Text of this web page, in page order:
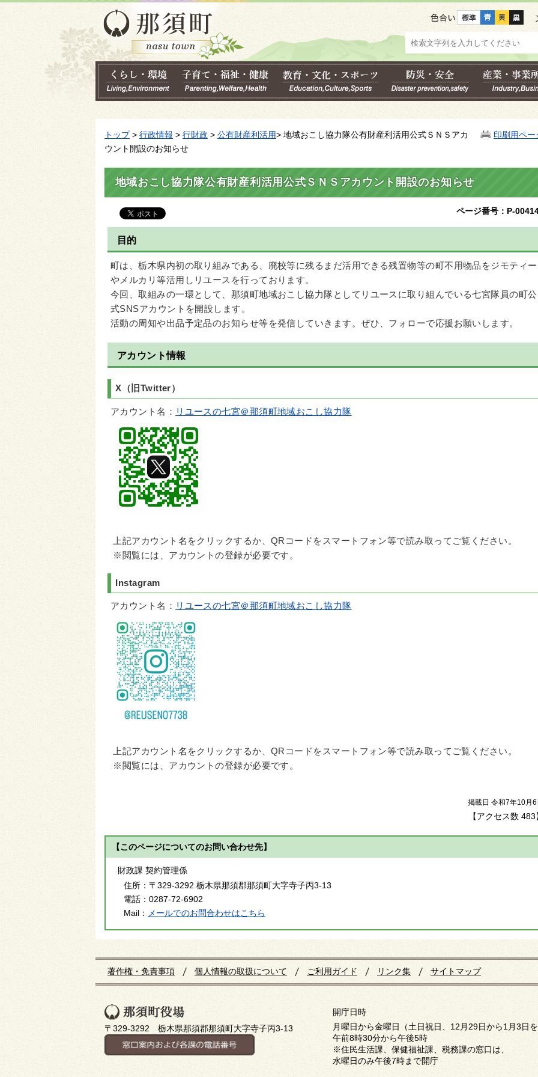
色合い
印刷用ペー
トップ> 行政情報 > 行財政 > 公有財産利活用> 地域おこし協力隊公有財産利活用公式ＳＮＳアカ
ウント開設のお知らせ
地域おこし協力隊公有財産利活用公式ＳＮＳアカウント開設のお知らせ
ページ番号：P-
目的
町は、栃木県内初の取り組みである、廃校等に残るまだ活用できる残置物等の町不用物品をジモティー
やメルカリ等活用しリユースを行っております。
今回、取組みの一環として、那須町地域おこし協力隊としてリユースに取り組んでいる七宮隊員の町公
式SNSアカウントを開設します。
活動の周知や出品予定品のお知らせ等を発信していきます。ぜひ、フォローで応援お願いします。
アカウント情報
X（旧Twitter）
アカウント名： リユースの七宮＠那須町地域おこし協力隊
上記アカウント名をクリックするか、QRコードをスマートフォン等で読み取ってご覧ください。
※閲覧には、アカウントの登録が必要です。
Instagram
アカウント名： リユースの七宮＠那須町地域おこし協力隊
上記アカウント名をクリックするか、QRコードをスマートフォン等で読み取ってご覧ください。
※閲覧には、アカウントの登録が必要です。
掲載日 令和7年10月
【アクセス数 483
【このページについてのお問い合わせ先】
財政課 契約管理係
住所： 〒329-3292 栃木県那須郡那須町大字寺子丙3-13
電話： 0287-72-6902
Mail： メールでのお問合わせはこちら
著作権・免責事項 個人情報の取扱について ご利用ガイド リンク集 サイトマップ
〒329-3292 栃木県那須郡那須町大字寺子丙3-13
開庁日時
月曜日から金曜日（土日祝日、12月29日から1月3日
午前8時30分から午後5時
※住民生活課、保健福祉課、税務課の窓口は、
水曜日のみ午後7時まで開庁